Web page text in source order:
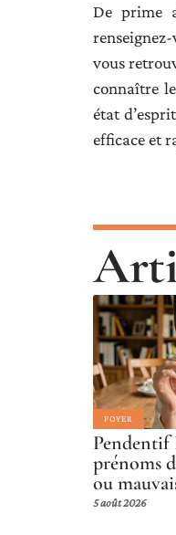
De prime
vous
connaître
état
efficace et
FOYER
Pendentif
prénoms
ou
5 août 2026